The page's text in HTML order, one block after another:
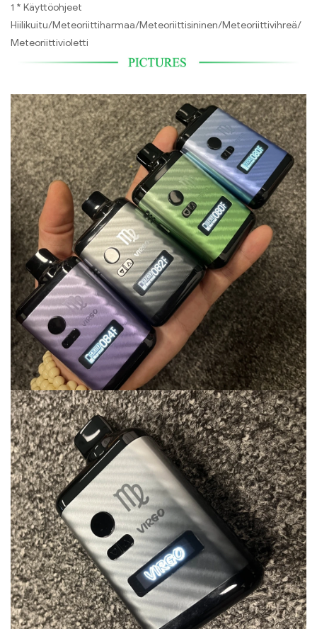
1 * Käyttöohjeet
Hiilikuitu/Meteoriittiharmaa/Meteoriittisininen/Meteoriittivihreä/
Meteoriittivioletti